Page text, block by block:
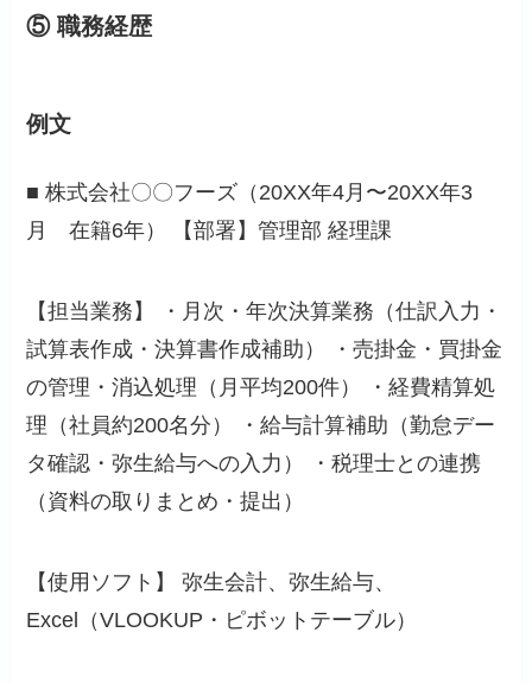
⑤ 職務経歴
例文
■ 株式会社〇〇フーズ（20XX年4月〜20XX年3
月 在籍6年） 【部署】管理部 経理課
【担当業務】 ・月次・年次決算業務（仕訳入力・
試算表作成・決算書作成補助） ・売掛金・買掛金
の管理・消込処理（月平均200件） ・経費精算処
理（社員約200名分） ・給与計算補助（勤怠デー
タ確認・弥生給与への入力） ・税理士との連携
（資料の取りまとめ・提出）
【使用ソフト】 弥生会計、弥生給与、
Excel（VLOOKUP・ピボットテーブル）